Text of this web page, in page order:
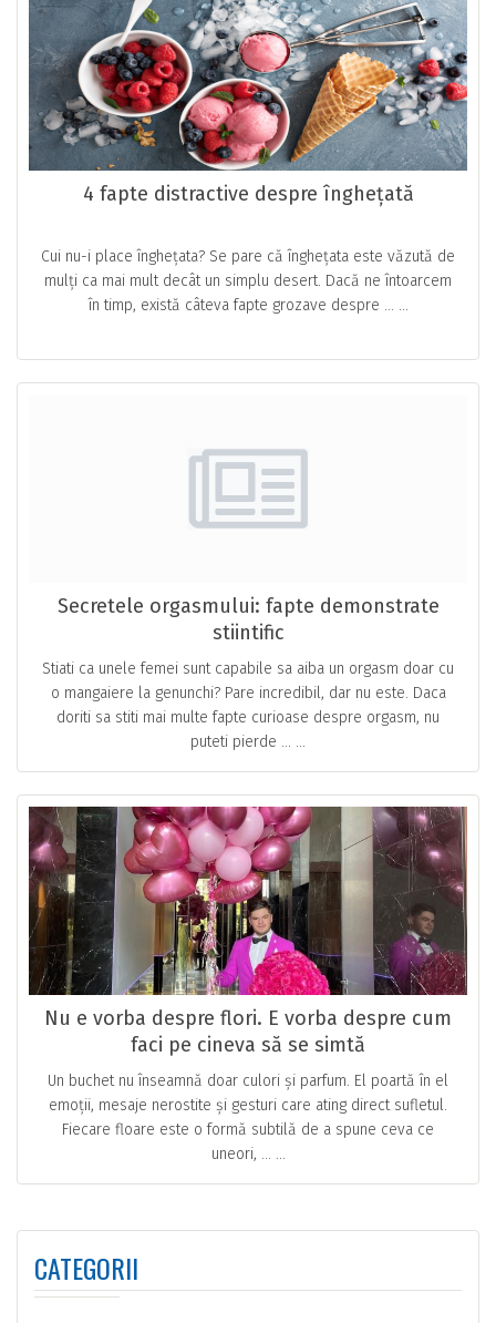
4 fapte distractive despre înghețată
Cui nu-i place înghețata? Se pare că înghețata este văzută de
mulți ca mai mult decât un simplu desert. Dacă ne întoarcem
în timp, există câteva fapte grozave despre … ...
Secretele orgasmului: fapte demonstrate
stiintific
Stiati ca unele femei sunt capabile sa aiba un orgasm doar cu
o mangaiere la genunchi? Pare incredibil, dar nu este. Daca
doriti sa stiti mai multe fapte curioase despre orgasm, nu
puteti pierde … ...
Nu e vorba despre flori. E vorba despre cum
faci pe cineva să se simtă
Un buchet nu înseamnă doar culori și parfum. El poartă în el
emoții, mesaje nerostite și gesturi care ating direct sufletul.
Fiecare floare este o formă subtilă de a spune ceva ce
uneori, … ...
CATEGORII